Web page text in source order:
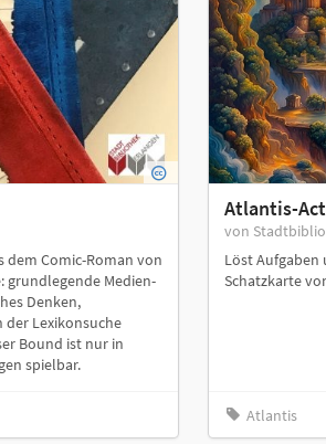
dem Comic-Roman von
grundlegende Medien-
Denken,
der Lexikonsuche
Bound ist nur in
spielbar.
Atlantis-
von
Löst Aufgaben
Schatzkarte
Atlantis